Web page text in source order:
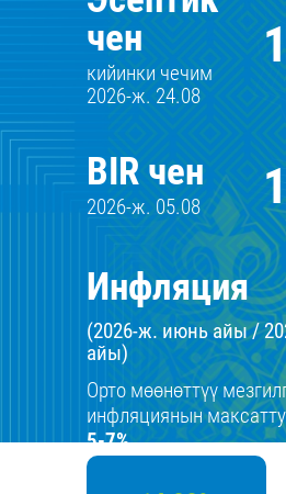
чен
кийинки чечим
2026-ж. 24.08
BIR чен
2026-ж. 05.08
Инфляция
(2026-ж. июнь айы /
айы)
Орто мөөнөттүү
инфляциянын
5-7%